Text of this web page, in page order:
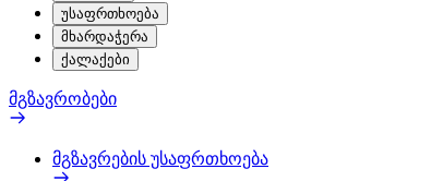
უსაფრთხოება
მხარდაჭერა
ქალაქები
მგზავრობები
მგზავრების უსაფრთხოება